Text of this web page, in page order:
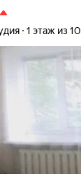
1 этаж из 10